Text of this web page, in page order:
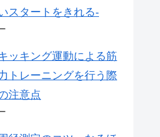
スタートをきれる-
ッキング運動による筋
トレーニングを行う際
注意点